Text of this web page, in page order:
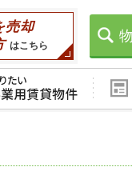
売却
はこちら